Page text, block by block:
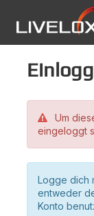
Um
eingeloggt
Logge dich
entweder
Konto